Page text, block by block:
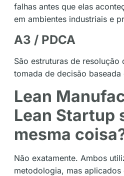
falhas antes que elas
em ambientes industriais e
A3 / PDCA
São estruturas de resolução
tomada de decisão baseada
Lean
Lean Startup
mesma
Não exatamente. Ambos
metodologia, mas aplicados